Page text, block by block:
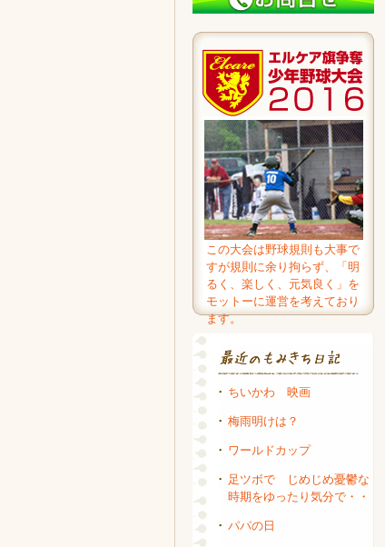
この大会は野球規則も大事で
すが規則に余り拘らず、「明
るく、楽しく、元気良く」を
モットーに運営を考えており
ます。
ちいかわ 映画
梅雨明けは？
ワールドカップ
足ツボで じめじめ憂鬱な
時期をゆったり気分で・・
パパの日